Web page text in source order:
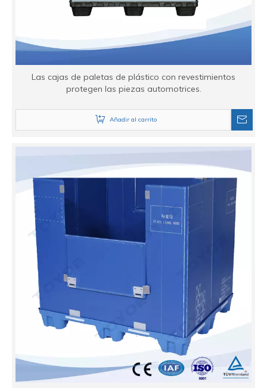
Las cajas de paletas de plástico con revestimientos
protegen las piezas automotrices.
Añadir al carrito